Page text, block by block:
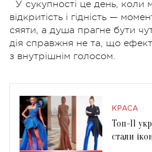
У сукупності це день, коли
відкритість і гідність —
сяяти, а душа прагне бути
дія справжня не та, що
з внутрішнім голосом.
КРАСА
Топ-11
стали